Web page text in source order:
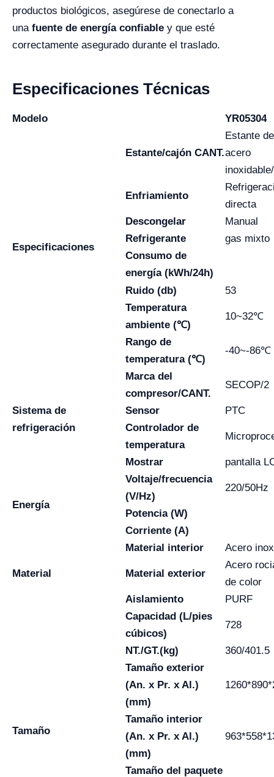
productos biológicos, asegúrese de conectarlo a
una fuente de energía confiable y que esté
correctamente asegurado durante el traslado.
Especificaciones Técnicas
Modelo YR05304
Especificaciones
Estante/cajón CANT.
Estante de
acero
Enfriamiento
directa
Descongelar
Manual
Refrigerante
gas mixto
Consumo de
energía (kWh/24h)
Ruido (db)
53
Temperatura
ambiente (℃)
10~32℃
Rango de
temperatura (℃)
-40~-86℃
Sistema de
refrigeración
Marca del
compresor/CANT.
SECOP/2
Sensor
PTC
Controlador de
temperatura
Mostrar pantalla
Energía
Voltaje/frecuencia
(V/Hz)
220/50Hz
Potencia (W)
Corriente (A)
Material
Material interior Acero
Material exterior
Acero
de color
Aislamiento
PURF
Tamaño
Capacidad (L/pies
cúbicos)
728
NT./GT.(kg)
360/401.5
Tamaño exterior
(An. x Pr. x Al.)
(mm)
Tamaño interior
(An. x Pr. x Al.)
(mm)
Tamaño del paquete